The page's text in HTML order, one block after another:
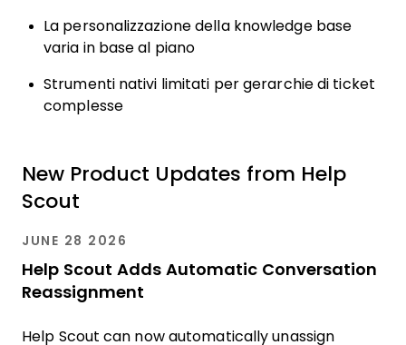
La personalizzazione della knowledge base
varia in base al piano
Strumenti nativi limitati per gerarchie di ticket
complesse
New Product Updates from Help
Scout
JUNE 28 2026
Help Scout Adds Automatic Conversation
Reassignment
Help Scout can now automatically unassign